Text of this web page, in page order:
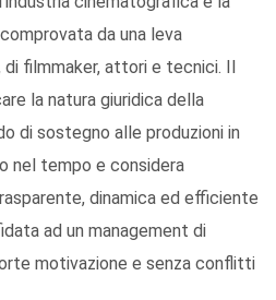
da una leva
filmmaker, attori e tecnici. Il
la natura giuridica della
di sostegno alle produzioni in
nel tempo e considera
dinamica ed efficiente
ad un management di
motivazione e senza conflitti